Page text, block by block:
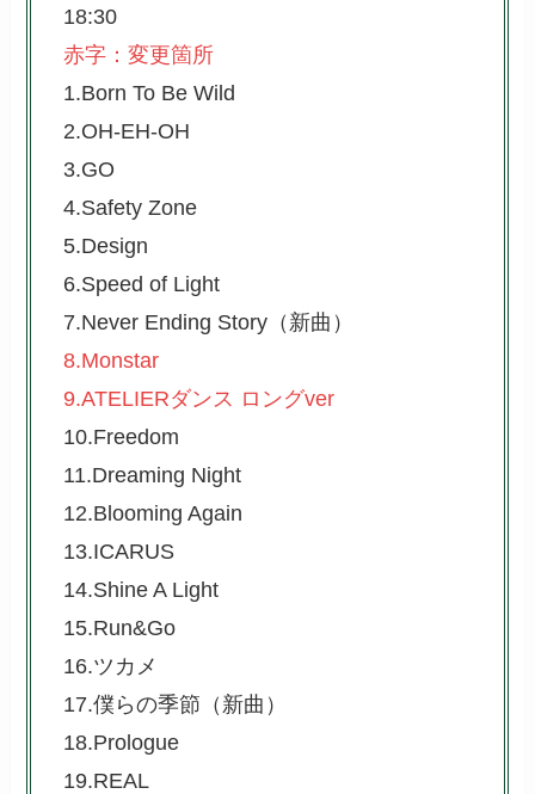
18:30
赤字：変更箇所
1.Born To Be Wild
2.OH-EH-OH
3.GO
4.Safety Zone
5.Design
6.Speed of Light
7.Never Ending Story（新曲）
8.Monstar
9.ATELIERダンス ロングver
10.Freedom
11.Dreaming Night
12.Blooming Again
13.ICARUS
14.Shine A Light
15.Run&Go
16.ツカメ
17.僕らの季節（新曲）
18.Prologue
19.REAL